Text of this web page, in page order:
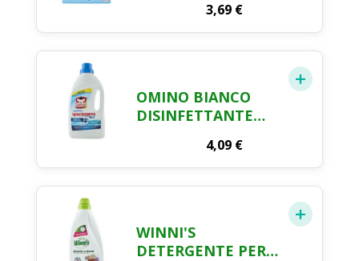
RIMEDIARE AGLI
ERRORI DI BUCATO,
200G
3,69 €
OMINO BIANCO
DISINFETTANTE
MULTIUSO - 900 ML
4,09 €
WINNI'S
DETERGENTE PER